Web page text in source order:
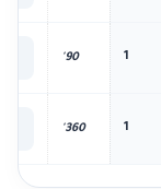
1
90'
1
360'